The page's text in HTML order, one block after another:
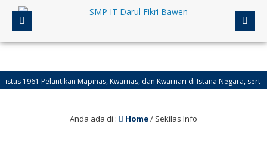
Pelantikan Mapinas, Kwarnas, dan Kwarnari di Istana Negara, serta
Hari Jadi Provinsi Kalimantan Selatan.
Anda ada di : Home/ Sekilas Info